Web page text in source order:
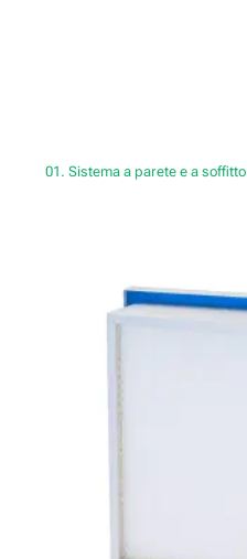
01. Sistema a parete e a soffitto